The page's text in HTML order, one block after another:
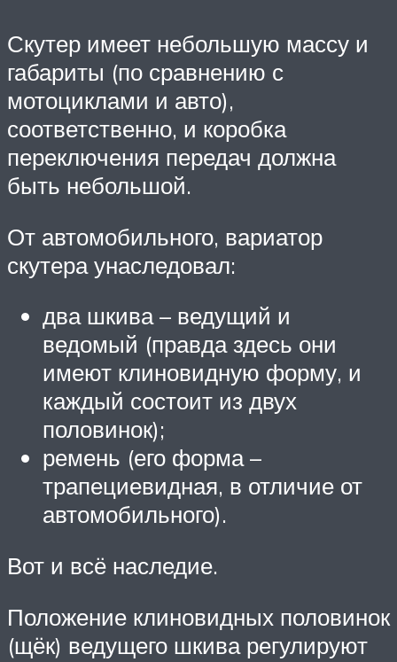
Скутер имеет небольшую массу и
габариты (по сравнению с
мотоциклами и авто),
соответственно, и коробка
переключения передач должна
быть небольшой.
От автомобильного, вариатор
скутера унаследовал:
два шкива – ведущий и
ведомый (правда здесь они
имеют клиновидную форму, и
каждый состоит из двух
половинок);
ремень (его форма –
трапециевидная, в отличие от
автомобильного).
Вот и всё наследие.
Положение клиновидных половинок
(щёк) ведущего шкива регулируют